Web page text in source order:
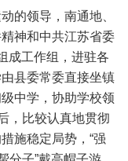
的领导，南通地、
神和中共江苏省委
成工作组，进驻各
县委常委直接坐镇
中学，协助学校领
，比较认真地贯彻
施稳定局势，“强